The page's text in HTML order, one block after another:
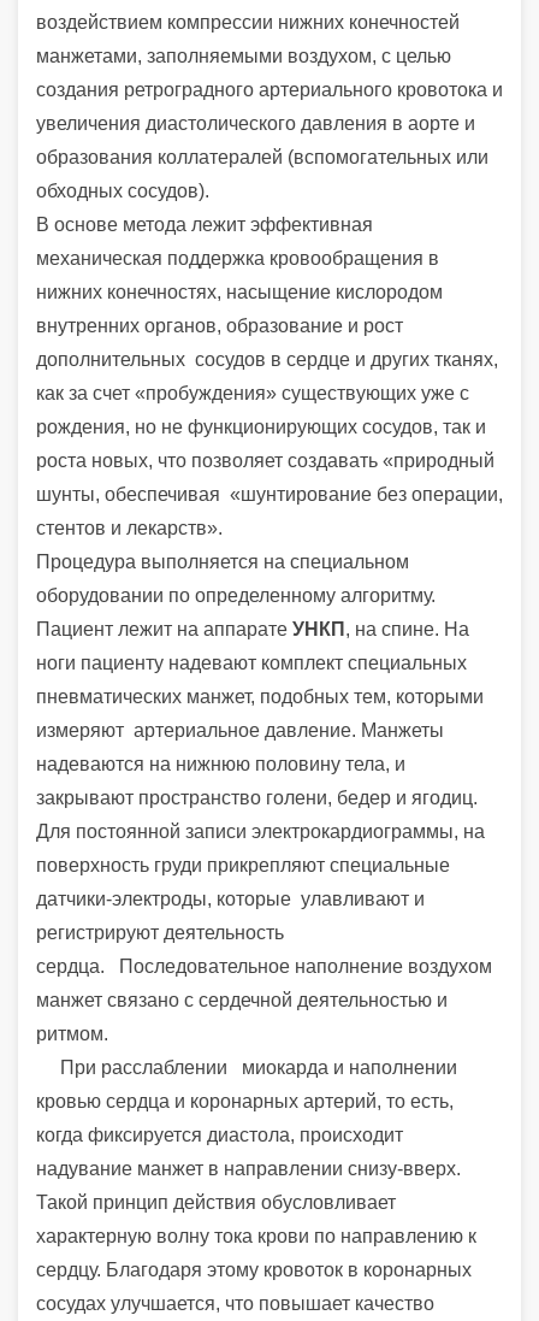
воздействием компрессии нижних конечностей
манжетами, заполняемыми воздухом, с целью
создания ретроградного артериального кровотока и
увеличения диастолического давления в аорте и
образования коллатералей (вспомога­тельных или
обходных сосудов).
В основе метода лежит эффективная
механическая поддержка кровообращения в
нижних конечностях, насыщение кислородом
внутренних органов, образование и рост
дополнительных сосудов в сердце и других тканях,
как за счет «пробуждения» существующих уже с
рождения, но не функционирующих сосудов, так и
роста новых, что позволяет создавать «природный
шунты, обеспечивая «шунтирование без операции,
стентов и лекарств».
Процедура выполняется на специальном
оборудовании по определенному алгоритму.
Пациент лежит на аппарате УНКП , на спине. На
ноги пациенту надевают комплект специальных
пневматических манжет, подобных тем, которыми
измеряют артериальное давление. Манжеты
надеваются на нижнюю половину тела, и
закрывают пространство голени, бедер и ягодиц.
Для постоянной записи электрокардиограммы, на
поверхность груди прикрепляют специальные
датчики-электроды, которые улавливают и
регистрируют деятельность
сердца. Последовательное наполнение воздухом
манжет связано с сердечной деятельностью и
ритмом.
При расслаблении миокарда и наполнении
кровью сердца и коронарных артерий, то есть,
когда фиксируется диастола, происходит
надувание манжет в направлении снизу-вверх.
Такой принцип действия обусловливает
характерную волну тока крови по направлению к
сердцу. Благодаря этому кровоток в коронарных
сосудах улучшается, что повышает качество